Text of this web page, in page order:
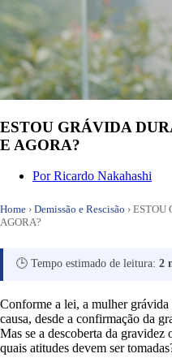
ESTOU GRÁVIDA
E AGORA?
PorRicardo Nakahashi
Home › Demissão e Rescisão › ESTOU
AGORA?
🕒 Tempo estimado de leitura: 2
Conforme a lei, a mulher grávida
causa, desde a confirmação da
Mas se a descoberta da
quais atitudes devem ser